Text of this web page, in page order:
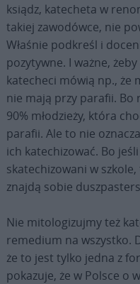
ksiądz, katecheta w
takiej zawodówce, nie
Właśnie podkreśl i
pozytywne. I ważne,
katecheci mówią np., że
nie mają przy parafii. Bo
90% młodzieży, która
parafii. Ale to nie
ich katechizować. Bo
skatechizowani w
znajdą sobie
Nie mitologizujmy też
remedium na wszystko.
że to jest tylko jedna z
pokazuje, że w Polsce o